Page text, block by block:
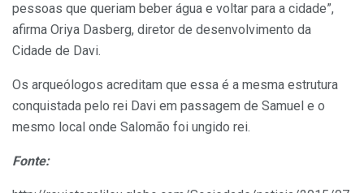
pessoas que queriam beber água e voltar para a cidade”,
afirma Oriya Dasberg, diretor de desenvolvimento da
Cidade de Davi.
Os arqueólogos acreditam que essa é a mesma estrutura
conquistada pelo rei Davi em passagem de Samuel e o
mesmo local onde Salomão foi ungido rei.
Fonte: